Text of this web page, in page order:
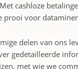
cashloze
prooi voor
delen van ons
gedetailleerde
met wie we